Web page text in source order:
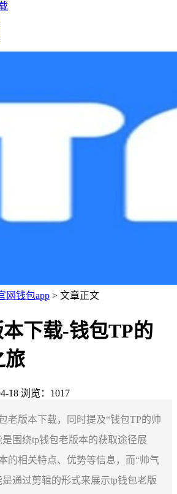
网钱包app > 文章正文
下载-钱包TP的
旅
18 浏览：1017
老版本下载，同时提及“钱包TP的帅
围绕tp钱包老版本的获取途径展
的相关特点、优势等信息，而“帅气
通过剪辑的形式来展示tp钱包老版